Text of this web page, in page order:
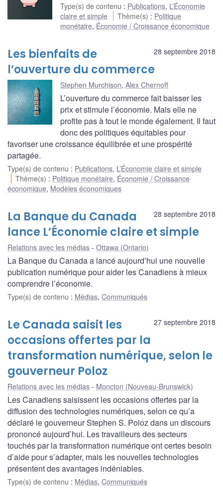
Type(s) de contenu : Publications, L’Économie
claire et simple
Thème(s) : Politique
monétaire, Économie / Croissance économique
28 septembre 2018
Les bienfaits de
l’ouverture du commerce
Stephen Murchison, Alex Chernoff
L’ouverture du commerce fait baisser les
prix et stimule l’économie. Mais elle ne
profite pas à tout le monde également. Il faut
donc des politiques équitables pour
favoriser une croissance équilibrée et une prospérité
partagée.
Type(s) de contenu : Publications, L’Économie claire et simple
Thème(s) : Politique monétaire, Économie / Croissance
économique, Modèles économiques
28 septembre 2018
La Banque du Canada
lance L’Économie claire et simple
Relations avec les médias Ottawa (Ontario)
La Banque du Canada a lancé aujourd’hui une nouvelle
publication numérique pour aider les Canadiens à mieux
comprendre l’économie.
Type(s) de contenu : Médias, Communiqués
27 septembre 2018
Le Canada saisit les
occasions offertes par la
transformation numérique, selon le
gouverneur Poloz
Relations avec les médias Moncton (Nouveau-Brunswick)
Les Canadiens saisissent les occasions offertes par la
diffusion des technologies numériques, selon ce qu’a
déclaré le gouverneur Stephen S. Poloz dans un discours
prononcé aujourd’hui. Les travailleurs des secteurs
touchés par la transformation numérique ont certes besoin
d’aide pour s’adapter, mais les nouvelles technologies
présentent des avantages indéniables.
Type(s) de contenu : Médias, Communiqués